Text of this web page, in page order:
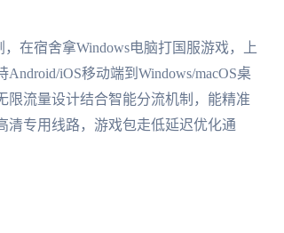
在宿舍拿Windows电脑打国服游戏，上
iOS移动端到Windows/macOS桌
限流量设计结合智能分流机制，能精准
清专用线路，游戏包走低延迟优化通